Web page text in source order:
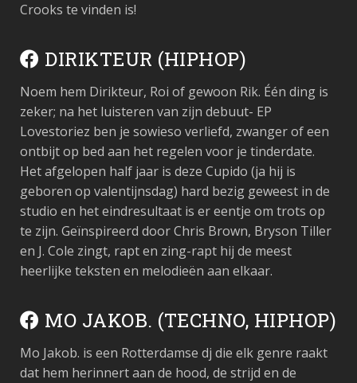
Crooks te vinden is!
DIRIKTEUR (HIPHOP)
Noem hem Dirikteur, Roi of gewoon Rik. Één ding is
zeker; na het luisteren van zijn debuut- EP
Lovestoriez ben je sowieso verliefd, zwanger of een
ontbijt op bed aan het regelen voor je tinderdate.
Het afgelopen half jaar is deze Cupido (ja hij is
geboren op valentijnsdag) hard bezig geweest in de
studio en het eindresultaat is er eentje om trots op
te zijn. Geïnspireerd door Chris Brown, Bryson Tiller
en J. Cole zingt, rapt en zing-rapt hij de meest
heerlijke teksten en melodieën aan elkaar.
MO JAKOB. (TECHNO, HIPHOP)
Mo Jakob. is een Rotterdamse dj die elk genre raakt
dat hem herinnert aan de hood, de strijd en de